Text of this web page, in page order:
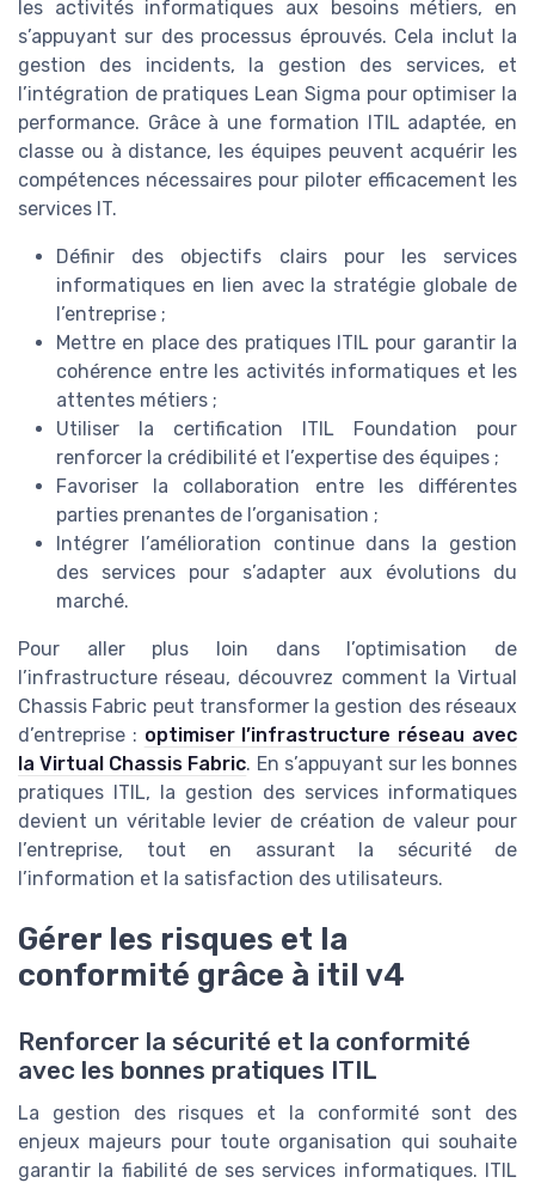
les activités informatiques aux besoins métiers, en
s’appuyant sur des processus éprouvés. Cela inclut la
gestion des incidents, la gestion des services, et
l’intégration de pratiques Lean Sigma pour optimiser la
performance. Grâce à une formation ITIL adaptée, en
classe ou à distance, les équipes peuvent acquérir les
compétences nécessaires pour piloter efficacement les
services IT.
Définir des objectifs clairs pour les services
informatiques en lien avec la stratégie globale de
l’entreprise ;
Mettre en place des pratiques ITIL pour garantir la
cohérence entre les activités informatiques et les
attentes métiers ;
Utiliser la certification ITIL Foundation pour
renforcer la crédibilité et l’expertise des équipes ;
Favoriser la collaboration entre les différentes
parties prenantes de l’organisation ;
Intégrer l’amélioration continue dans la gestion
des services pour s’adapter aux évolutions du
marché.
Pour aller plus loin dans l’optimisation de
l’infrastructure réseau, découvrez comment la Virtual
Chassis Fabric peut transformer la gestion des réseaux
d’entreprise : optimiser l’infrastructure réseau avec
la Virtual Chassis Fabric. En s’appuyant sur les bonnes
pratiques ITIL, la gestion des services informatiques
devient un véritable levier de création de valeur pour
l’entreprise, tout en assurant la sécurité de
l’information et la satisfaction des utilisateurs.
Gérer les risques et la
conformité grâce à itil v4
Renforcer la sécurité et la conformité
avec les bonnes pratiques ITIL
La gestion des risques et la conformité sont des
enjeux majeurs pour toute organisation qui souhaite
garantir la fiabilité de ses services informatiques. ITIL